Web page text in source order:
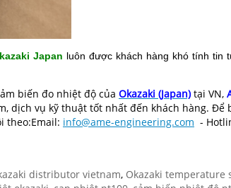
Japan luôn được khách hàng khó tính tin
biến đo nhiệt độ của Okazaki (Japan) tại VN,
dịch vụ kỹ thuật tốt nhất đến khách hàng. Để
theo:Email: info@ame-engineering.com -
distributor vietnam, Okazaki temperature